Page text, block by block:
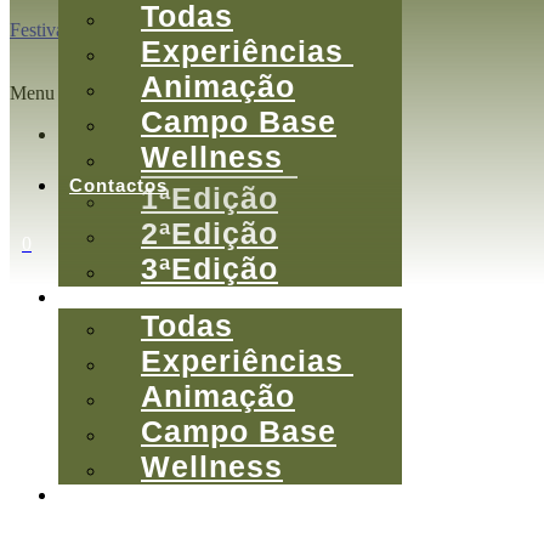
Festival da Montanha
Menu
Sobre
O Festival
1ªEdição
2ªEdição
3ªEdição
Todas
Experiências
Animação
Campo Base
Wellness
Todas
Experiências
Animação
Campo Base
Wellness
Contactos
0